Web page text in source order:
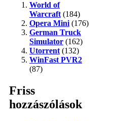
World of
Warcraft (184)
Opera Mini (176)
German Truck
Simulator (162)
Utorrent (132)
WinFast PVR2
(87)
Friss
hozzászólások